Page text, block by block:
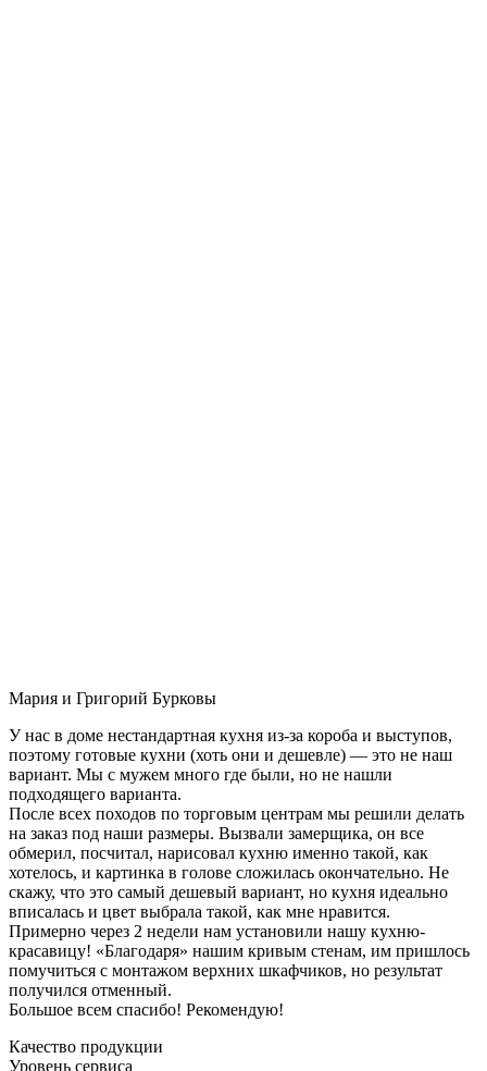
Мария и Григорий Бурковы
У нас в доме нестандартная кухня из-за короба и выступов,
поэтому готовые кухни (хоть они и дешевле) — это не наш
вариант. Мы с мужем много где были, но не нашли
подходящего варианта.
После всех походов по торговым центрам мы решили делать
на заказ под наши размеры. Вызвали замерщика, он все
обмерил, посчитал, нарисовал кухню именно такой, как
хотелось, и картинка в голове сложилась окончательно. Не
скажу, что это самый дешевый вариант, но кухня идеально
вписалась и цвет выбрала такой, как мне нравится.
Примерно через 2 недели нам установили нашу кухню-
красавицу! «Благодаря» нашим кривым стенам, им пришлось
помучиться с монтажом верхних шкафчиков, но результат
получился отменный.
Большое всем спасибо! Рекомендую!
Качество продукции
Уровень сервиса